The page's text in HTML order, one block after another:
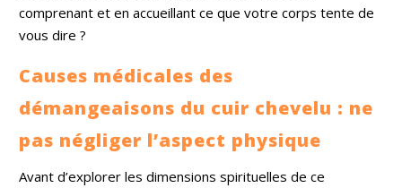
comprenant et en accueillant ce que votre corps tente de
vous dire ?
Causes médicales des
démangeaisons du cuir chevelu : ne
pas négliger l’aspect physique
Avant d’explorer les dimensions spirituelles de ce